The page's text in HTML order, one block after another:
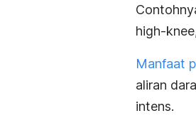
high-
Manfaat
aliran
intens.